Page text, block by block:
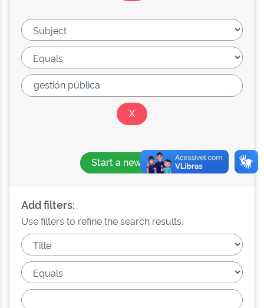
Start a new search
Add filters:
Use filters to refine the search results.